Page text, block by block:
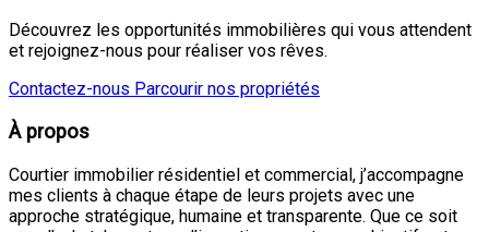
Découvrez les opportunités immobilières qui vous attendent
et rejoignez-nous pour réaliser vos rêves.
Contactez-nous Parcourir nos propriétés
À propos
Courtier immobilier résidentiel et commercial, j’accompagne
mes clients à chaque étape de leurs projets avec une
approche stratégique, humaine et transparente. Que ce soit